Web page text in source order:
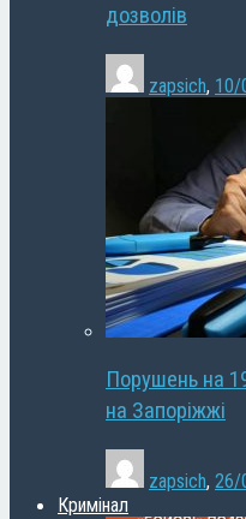
дозволів
zapsich, 10/
Порушень на
на Запоріжжі
zapsich, 26/
Кримінал